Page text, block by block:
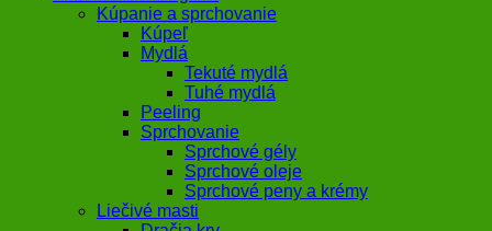
Kúpanie a sprchovanie
Kúpeľ
Mydlá
Tekuté mydlá
Tuhé mydlá
Peeling
Sprchovanie
Sprchové gély
Sprchové oleje
Sprchové peny a krémy
Liečivé masti